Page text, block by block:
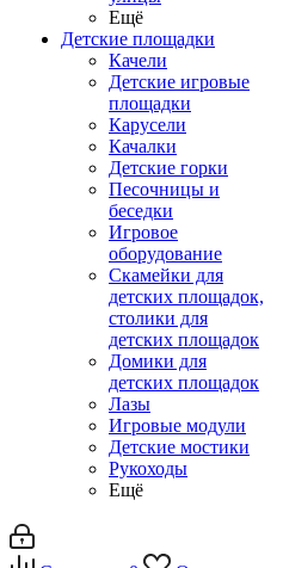
Ещё
Детские площадки
Качели
Детские игровые
площадки
Карусели
Качалки
Детские горки
Песочницы и
беседки
Игровое
оборудование
Скамейки для
детских площадок,
столики для
детских площадок
Домики для
детских площадок
Лазы
Игровые модули
Детские мостики
Рукоходы
Ещё